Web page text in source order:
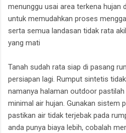
menunggu usai area terkena hujan
untuk memudahkan proses
serta semua landasan tidak rata
yang mati
Tanah sudah rata siap di pasang
persiapan lagi. Rumput sintetis
namanya halaman outdoor pastilah
minimal air hujan. Gunakan sistem
pastikan air tidak terjebak pada
anda punya biaya lebih, cobalah